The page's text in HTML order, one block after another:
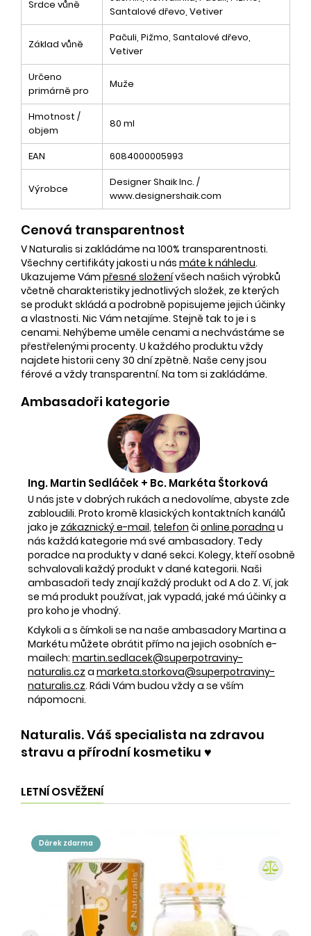
Srdce vůně
Santalové dřevo, Vetiver
Základ vůně
Pačuli, Pižmo, Santalové dřevo,
Vetiver
Určeno
primárně pro
Muže
Hmotnost /
objem
80 ml
EAN 6084000005993
Výrobce
Designer Shaik Inc. /
www.designershaik.com
Cenová transparentnost
V Naturalis si zakládáme na 100% transparentnosti.
Všechny certifikáty jakosti u nás máte k náhledu.
Ukazujeme Vám přesné složenívšech našich výrobků
včetně charakteristiky jednotlivých složek, ze kterých
se produkt skládá a podrobně popisujeme jejich účinky
a vlastnosti. Nic Vám netajíme. Stejně tak to je i s
cenami. Nehýbeme uměle cenami a nechvástáme se
přestřelenými procenty. U každého produktu vždy
najdete historii ceny 30 dní zpětně. Naše ceny jsou
férové a vždy transparentní. Na tom si zakládáme.
Ambasadoři kategorie
Ing. Martin Sedláček + Bc. Markéta Štorková
U nás jste v dobrých rukách a nedovolíme, abyste zde
zabloudili. Proto kromě klasických kontaktních kanálů
jako je zákaznický e-mail, telefon či online poradna u
nás každá kategorie má své ambasadory. Tedy
poradce na produkty v dané sekci. Kolegy, kteří osobně
schvalovali každý produkt v dané kategorii. Naši
ambasadoři tedy znají každý produkt od A do Z. Ví, jak
se má produkt používat, jak vypadá, jaké má účinky a
pro koho je vhodný.
Kdykoli a s čímkoli se na naše ambasadory Martina a
Markétu můžete obrátit přímo na jejich osobních e-
mailech: martin.sedlacek@superpotraviny-
naturalis.cz a marketa.storkova@superpotraviny-
naturalis.cz. Rádi Vám budou vždy a se vším
nápomocni.
Naturalis. Váš specialista na zdravou
stravu a přírodní kosmetiku ♥️
LETNÍ OSVĚŽENÍ
dárek zdarma